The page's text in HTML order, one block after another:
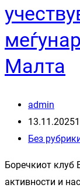
Малта
admin
13.11.2025
Без
Боречкиот клуб
активности и